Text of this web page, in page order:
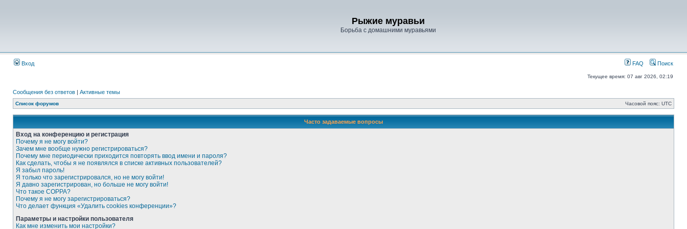
Рыжие муравьи
Борьба с домашними муравьями
Вход FAQ Поиск
Текущее время: 07 авг 2026, 02:19
Сообщения без ответов | Активные темы
Список форумов Часовой пояс: UTC
Часто задаваемые вопросы
Вход на конференцию и регистрация
Почему я не могу войти?
Зачем мне вообще нужно регистрироваться?
Почему мне периодически приходится повторять ввод имени и пароля?
Как сделать, чтобы я не появлялся в списке активных пользователей?
Я забыл пароль!
Я только что зарегистрировался, но не могу войти!
Я давно зарегистрирован, но больше не могу войти!
Что такое COPPA?
Почему я не могу зарегистрироваться?
Что делает функция «Удалить cookies конференции»?
Параметры и настройки пользователя
Как мне изменить мои настройки?